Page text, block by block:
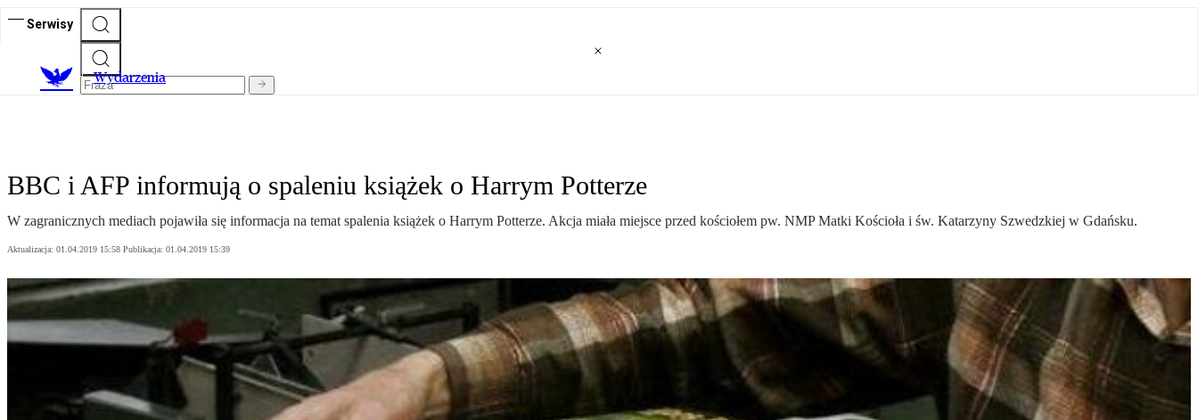
Serwisy
Wydarzenia
BBC i AFP informują o spaleniu książek o Harrym Potterze
W zagranicznych mediach pojawiła się informacja na temat spalenia książek o Harrym Potterze. Akcja miała miejsce przed kościołem pw. NMP Matki Kościoła i św. Katarzyny Szwedzkiej w Gdańsku.
Aktualizacja: 01.04.2019 15:58 Publikacja: 01.04.2019 15:39